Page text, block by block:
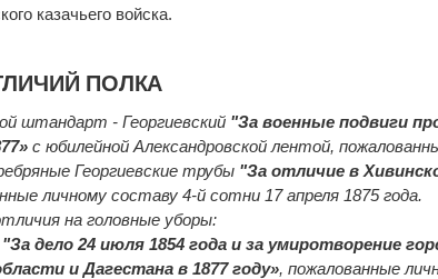
казачьего войска.
ПОЛКА
штандарт - Георгиевский "За военные подвиги
с юбилейной Александровской лентой,
Георгиевские трубы "За отличие в
личному составу 4-й сотни 17 апреля 1875 года.
на головные уборы:
"За дело 24 июля 1854 года и за умиротворение
и Дагестана в 1877 году», пожалованные